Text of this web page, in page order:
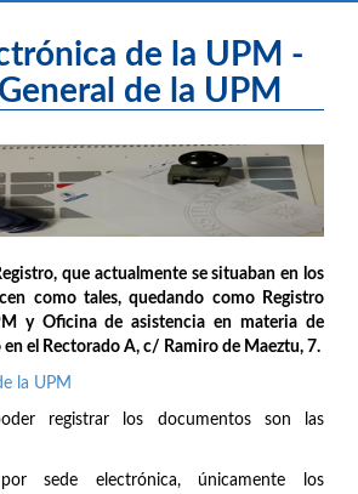
de la UPM -
de la UPM
que actualmente se situaban en los
como tales, quedando como Registro
y Oficina de asistencia en materia de
el Rectorado A, c/ Ramiro de Maeztu, 7.
la UPM
registrar los documentos son las
por sede electrónica, únicamente los